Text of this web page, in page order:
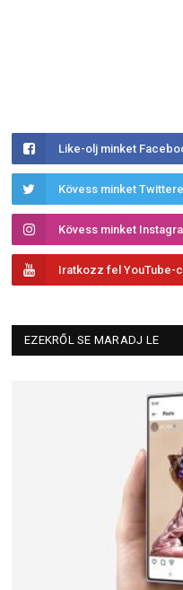
Like-olj minket
Kövess minket
Kövess minket
Iratkozz fel YouTube-
EZEKRŐL SE MARADJ LE